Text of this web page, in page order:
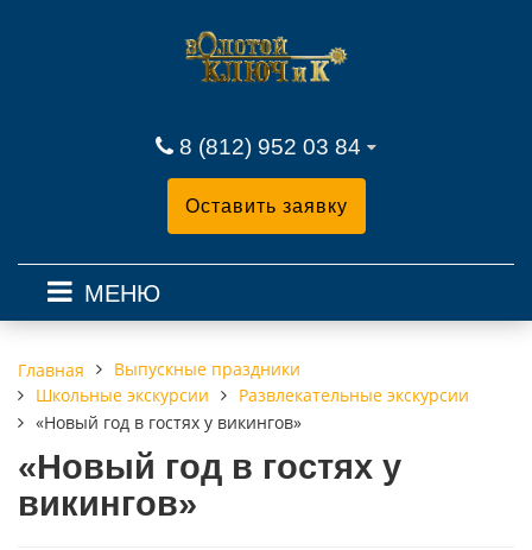
8 (812) 952 03 84
Оставить заявку
МЕНЮ
Главная
Выпускные праздники
Школьные экскурсии
Развлекательные экскурсии
«Новый год в гостях у викингов»
«Новый год в гостях у
викингов»